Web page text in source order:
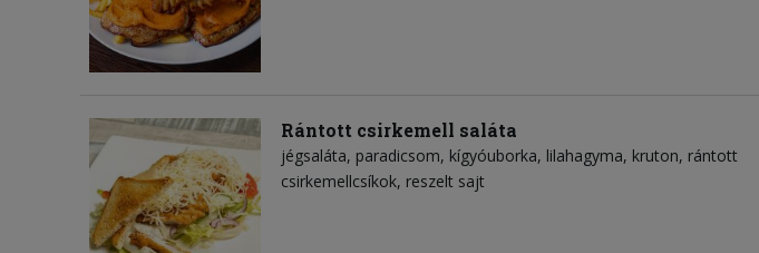
Rántott csirkemell saláta
jégsaláta paradicsom kígyóuborka lilahagyma kruton rántott
csirkemellcsíkok reszelt sajt